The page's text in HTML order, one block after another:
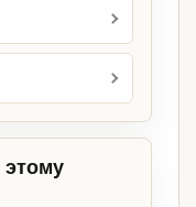
этому